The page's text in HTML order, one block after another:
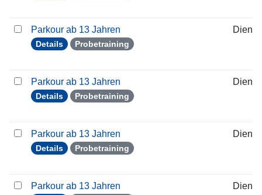
Parkour ab 13 Jahren
Details Probetraining
Parkour ab 13 Jahren
Details Probetraining
Parkour ab 13 Jahren
Details Probetraining
Parkour ab 13 Jahren